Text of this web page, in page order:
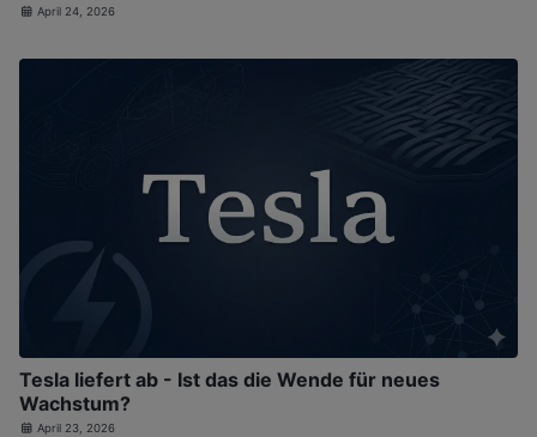
April 24, 2026
Tesla liefert ab - Ist das die Wende für neues
Wachstum?
April 23, 2026